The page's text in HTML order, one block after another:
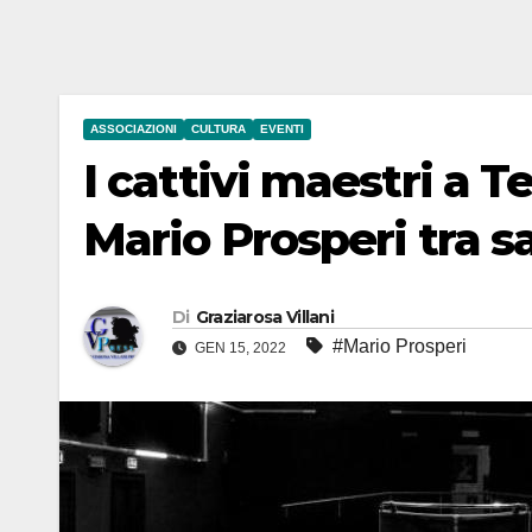
ASSOCIAZIONI CULTURA EVENTI
I cattivi maestri a
Mario Prosperi tra
Di Graziarosa Villani
GEN 15, 2022 #Mario Prosperi